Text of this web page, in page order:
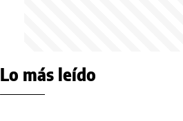
Lo más leído